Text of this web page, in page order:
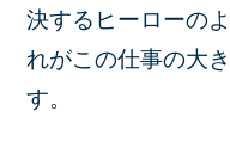
決するヒーローの
れがこの仕事の大
す。